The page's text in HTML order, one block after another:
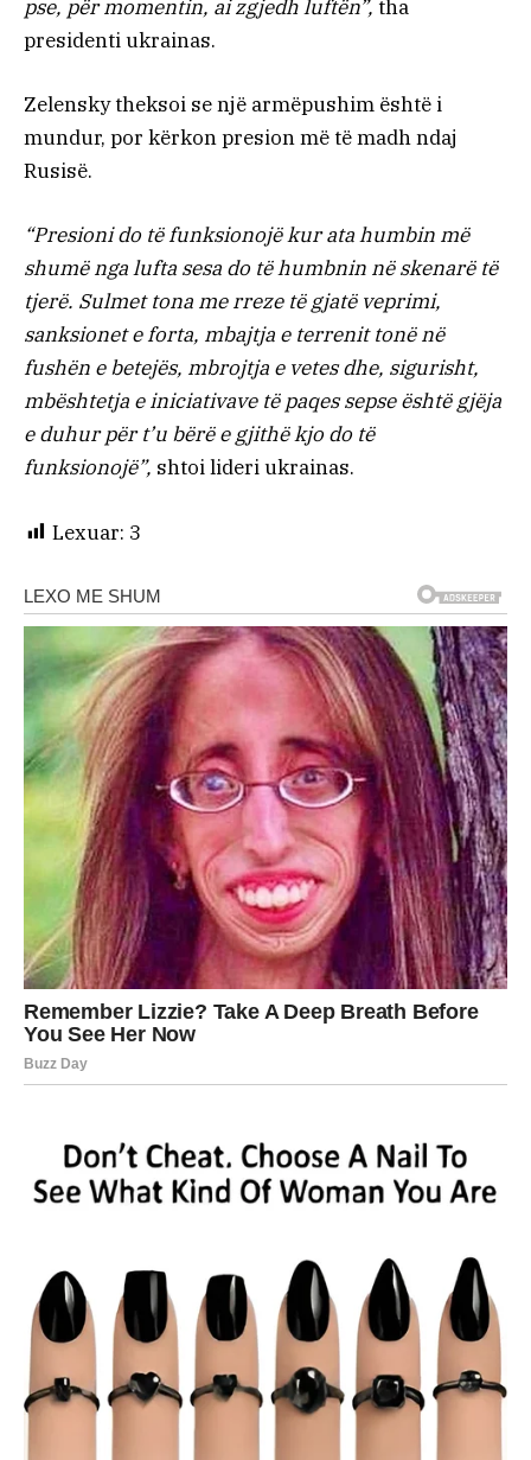
pse, për momentin, ai zgjedh luftën”, tha
presidenti ukrainas.
Zelensky theksoi se një armëpushim është i
mundur, por kërkon presion më të madh ndaj
Rusisë.
“Presioni do të funksionojë kur ata humbin më
shumë nga lufta sesa do të humbnin në skenarë të
tjerë. Sulmet tona me rreze të gjatë veprimi,
sanksionet e forta, mbajtja e terrenit tonë në
fushën e betejës, mbrojtja e vetes dhe, sigurisht,
mbështetja e iniciativave të paqes sepse është gjëja
e duhur për t’u bërë e gjithë kjo do të
funksionojë”, shtoi lideri ukrainas.
Lexuar: 3